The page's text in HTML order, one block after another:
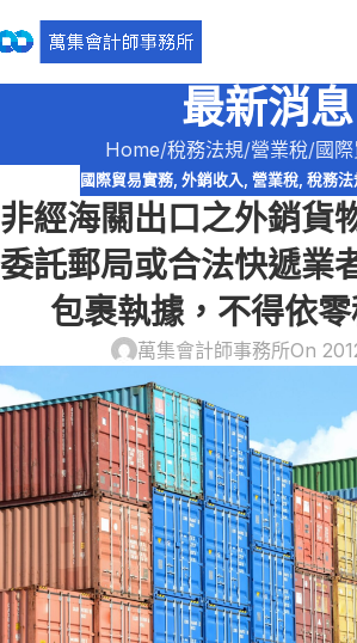
最新消息
Home 稅務法規 營業稅 國
國際貿易實務, 外銷收入, 營業稅, 稅務法
非經海關出口之外銷貨
委託郵局或合法快遞業
包裹執據，不得依
萬集會計師事務所On